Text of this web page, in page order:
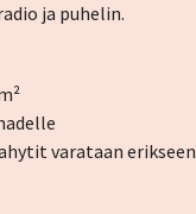
ja puhelin.
varataan erikseen